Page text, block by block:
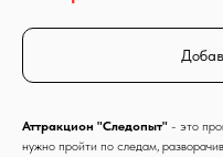
Аттракцион "Следопыт" - это
нужно пройти по следам,